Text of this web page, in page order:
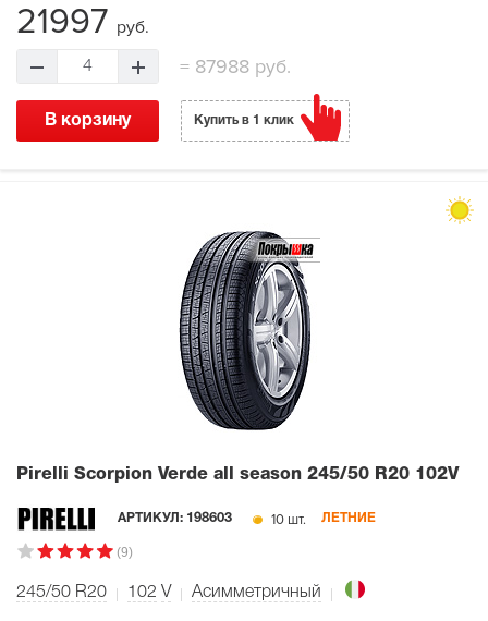
21997 руб.
4 =87988 руб.
В корзину Купить в 1 клик
Pirelli Scorpion Verde all season 245/50 R20 102V
АРТИКУЛ: 198603 10 шт. ЛЕТНИЕ
(9)
245/50 R20 102 V Асимметричный